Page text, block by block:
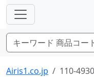
Airis1.co.jp 110-